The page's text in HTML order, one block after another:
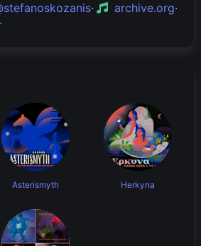
· archive.org·
Asterismyth Herkyna